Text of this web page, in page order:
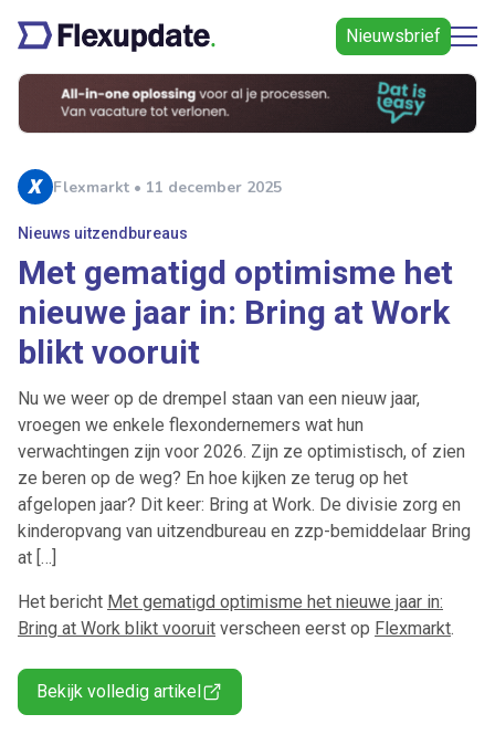
Nieuwsbrief
Flexmarkt • 11 december 2025
Nieuws uitzendbureaus
Met gematigd optimisme het
nieuwe jaar in: Bring at Work
blikt vooruit
Nu we weer op de drempel staan van een nieuw jaar,
vroegen we enkele flexondernemers wat hun
verwachtingen zijn voor 2026. Zijn ze optimistisch, of zien
ze beren op de weg? En hoe kijken ze terug op het
afgelopen jaar? Dit keer: Bring at Work. De divisie zorg en
kinderopvang van uitzendbureau en zzp-bemiddelaar Bring
at […]
Het bericht Met gematigd optimisme het nieuwe jaar in:
Bring at Work blikt vooruit verscheen eerst op Flexmarkt.
Bekijk volledig artikel